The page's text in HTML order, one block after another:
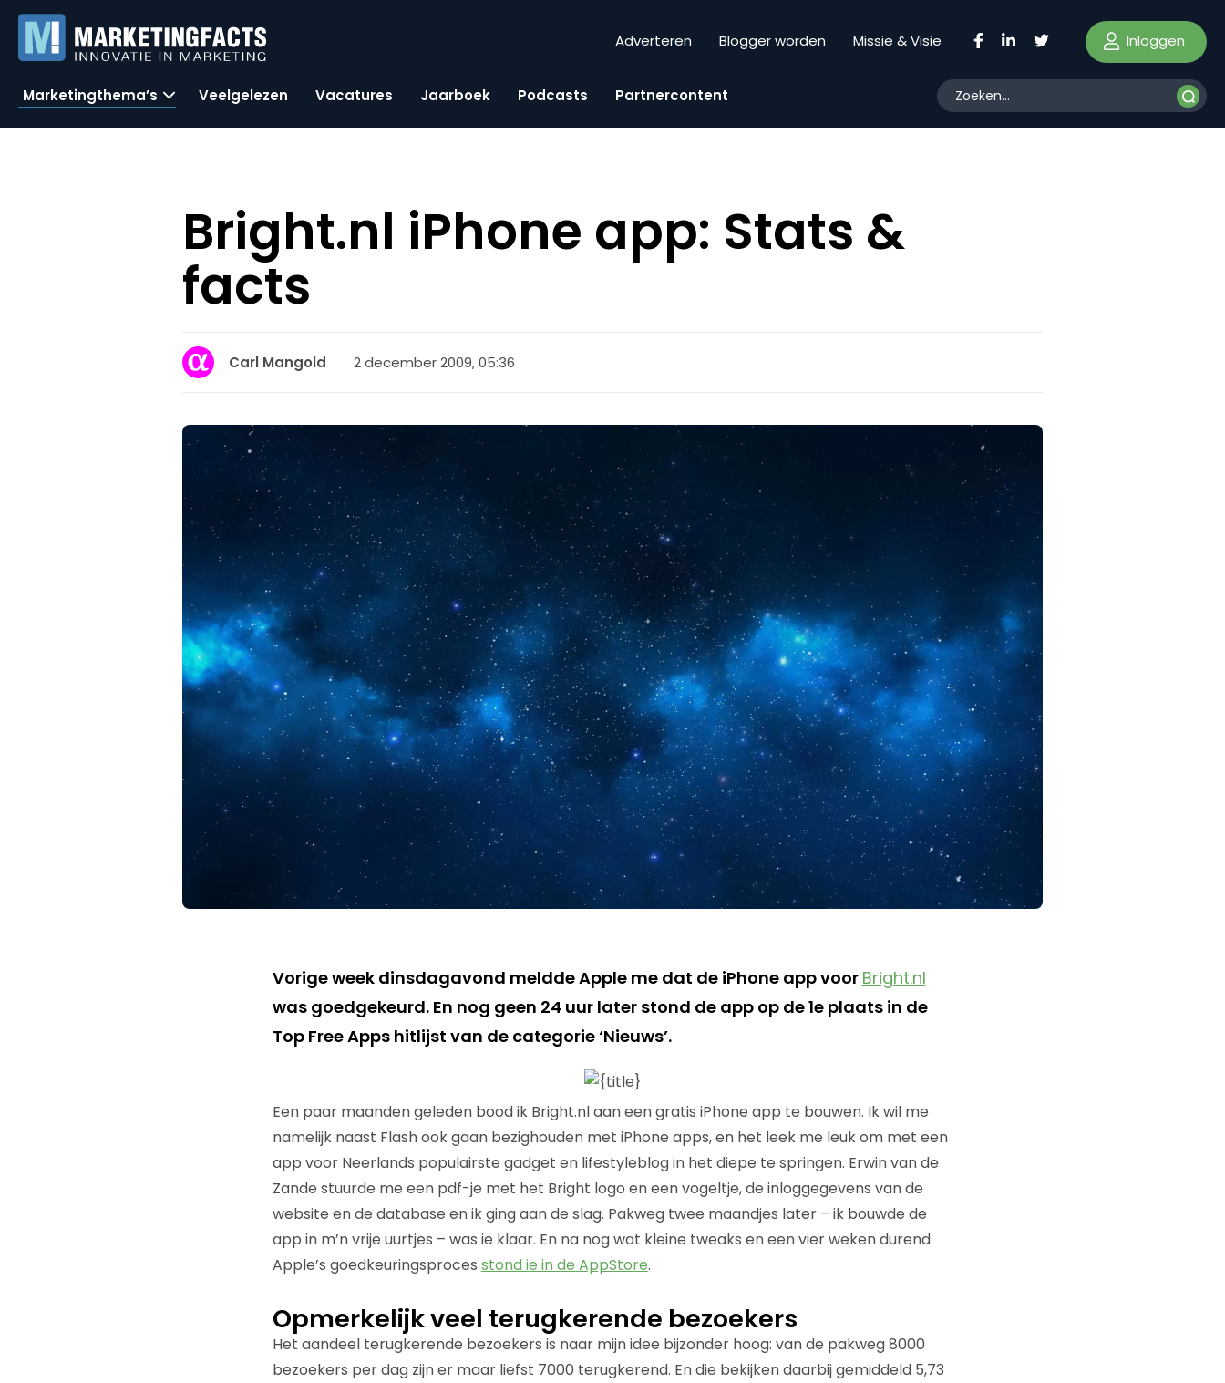
Adverteren Blogger worden Missie & Visie Inloggen
Marketingthema’s Veelgelezen Vacatures Jaarboek Podcasts Partnercontent
Bright.nl iPhone app: Stats &
facts
Carl Mangold 2 december 2009, 05:36
Vorige week dinsdagavond meldde Apple me dat de iPhone app voor Bright.nl
was goedgekeurd. En nog geen 24 uur later stond de app op de 1e plaats in de
Top Free Apps hitlijst van de categorie ‘Nieuws’.
Een paar maanden geleden bood ik Bright.nl aan een gratis iPhone app te bouwen. Ik wil me
namelijk naast Flash ook gaan bezighouden met iPhone apps, en het leek me leuk om met een
app voor Neerlands populairste gadget en lifestyleblog in het diepe te springen. Erwin van de
Zande stuurde me een pdf-je met het Bright logo en een vogeltje, de inloggegevens van de
website en de database en ik ging aan de slag. Pakweg twee maandjes later – ik bouwde de
app in m’n vrije uurtjes – was ie klaar. En na nog wat kleine tweaks en een vier weken durend
Apple’s goedkeuringsproces stond ie in de AppStore.
Opmerkelijk veel terugkerende bezoekers
Het aandeel terugkerende bezoekers is naar mijn idee bijzonder hoog: van de pakweg 8000
bezoekers per dag zijn er maar liefst 7000 terugkerend. En die bekijken daarbij gemiddeld 5,73